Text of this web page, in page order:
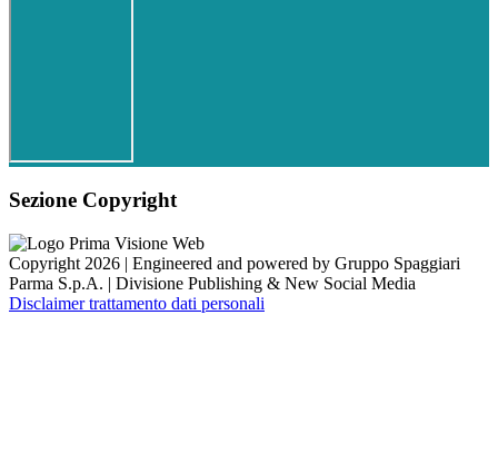
Sezione Copyright
Copyright 2026 | Engineered and powered by Gruppo Spaggiari
Parma S.p.A. | Divisione Publishing & New Social Media
Disclaimer trattamento dati personali